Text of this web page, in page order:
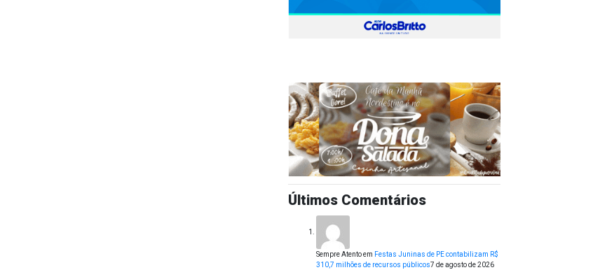
Últimos Comentários
Sempre Atentoem Festas Juninas de PE contabilizam R$
310,7 milhões de recursos públicos7 de agosto de 2026